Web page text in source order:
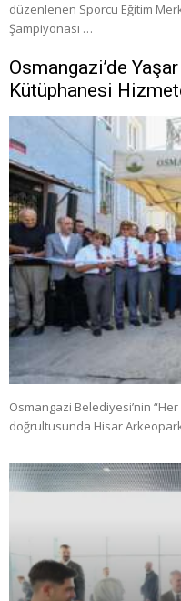
düzenlenen Sporcu Eğitim
Şampiyonası …
Osmangazi’de
Kütüphanesi
Osmangazi Belediyesi’nin
doğrultusunda Hisar